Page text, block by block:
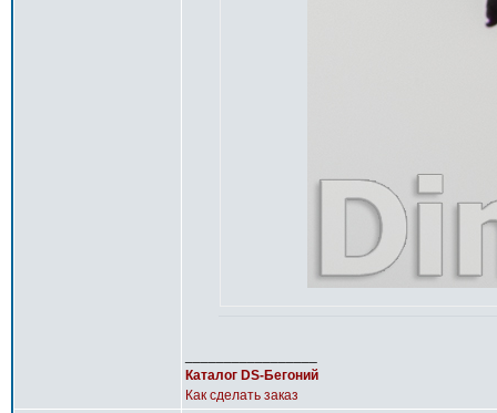
Каталог DS-Бегоний
Как сделать заказ